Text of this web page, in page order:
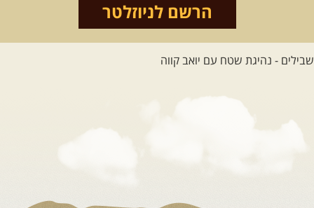
והמרגשות בעולם. קירגיסטאן היא לא ...
26.08-02.09.2026 - גאורגיה,
המגדלים של הקווקז
הקווקז הגבוה מחכה לכם: נתיבי שטח
מרהיבים, פסגות מושלגות, אירוח ...
[המשך]
הרשם לניוזלטר